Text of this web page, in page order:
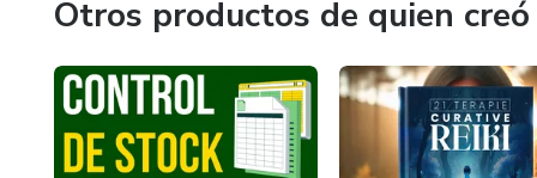
Otros productos de quien